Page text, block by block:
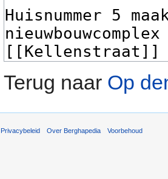
Terug naar Op
Privacybeleid Over Berghapedia Voorbehoud